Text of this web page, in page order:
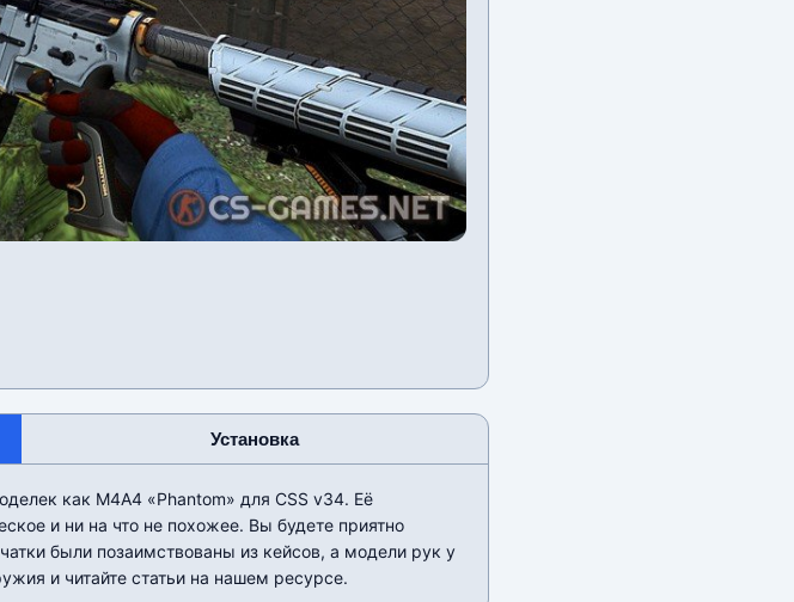
Установка
как М4А4 «Phantom» для CSS v34. Её
и ни на что не похожее. Вы будете приятно
были позаимствованы из кейсов, а модели рук у
и читайте статьи на нашем ресурсе.